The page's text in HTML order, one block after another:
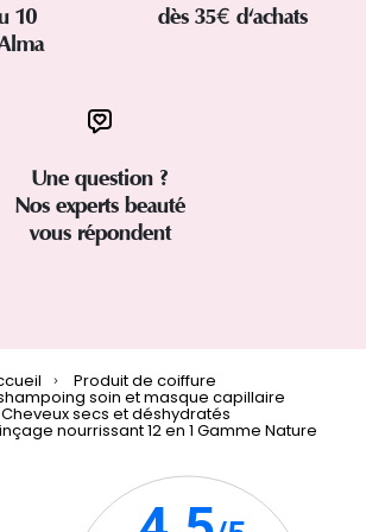
10
dès 35€ d'achats
Une question ?
Nos experts beauté
vous répondent
Produit de coiffure
soin et masque capillaire
Cheveux secs et déshydratés
nourrissant 12 en 1 Gamme Nature